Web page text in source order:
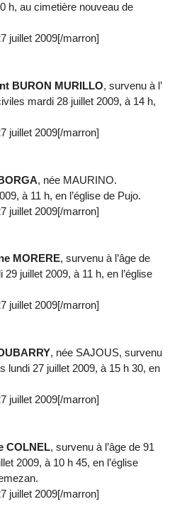
h, au cimetière nouveau de
juillet 2009[/marron]
BURON MURILLO, survenu à l’
mardi 28 juillet 2009, à 14 h,
juillet 2009[/marron]
, née MAURINO.
à 11 h, en l’église de Pujo.
juillet 2009[/marron]
MORERE, survenu à l’âge de
juillet 2009, à 11 h, en l’église
juillet 2009[/marron]
, née SAJOUS, survenu
lundi 27 juillet 2009, à 15 h 30, en
juillet 2009[/marron]
COLNEL, survenu à l’âge de 91
2009, à 10 h 45, en l’église
juillet 2009[/marron]